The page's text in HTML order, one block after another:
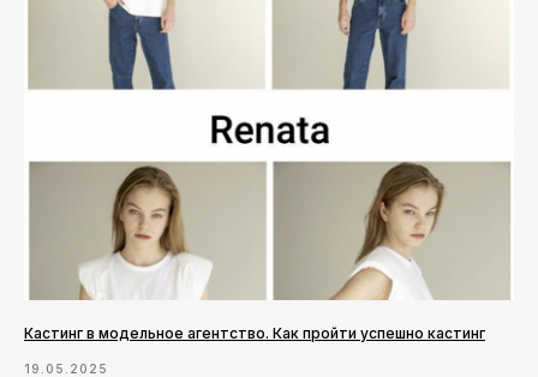
Кастинг в модельное агентство. Как пройти успешно кастинг
19.05.2025